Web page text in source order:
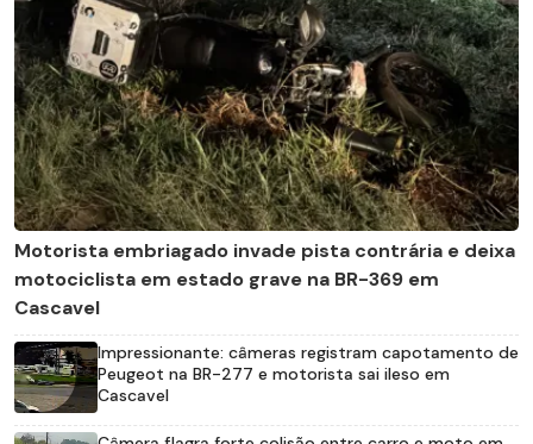
Motorista embriagado invade pista contrária e deixa
motociclista em estado grave na BR-369 em
Cascavel
Impressionante: câmeras registram capotamento de
Peugeot na BR-277 e motorista sai ileso em
Cascavel